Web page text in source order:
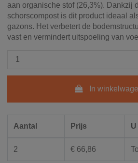
aan organische stof (26,3%). Dankzij
schorscompost is dit product ideaal
gazons. Het verbetert de
vast en vermindert uitspoeling van
In
Aantal Prijs
2 € 66,86